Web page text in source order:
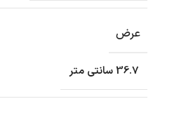
عرض
36.7 سانتی متر